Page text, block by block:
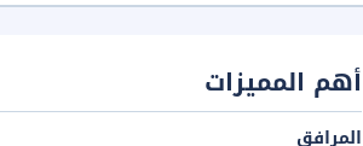
أهم المميزات
المرافق